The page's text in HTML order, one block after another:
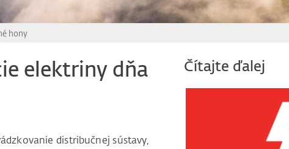
hony
elektriny dňa
distribučnej sústavy,
Čítajte ďalej